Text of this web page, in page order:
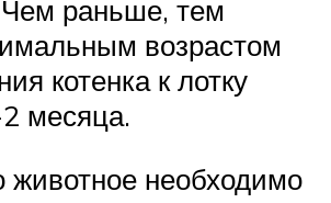
раньше, тем
возрастом
котенка к лотку
месяца.
животное необходимо